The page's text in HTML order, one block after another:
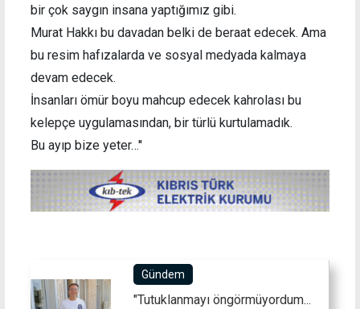
bir çok saygın insana yaptığımız gibi.
Murat Hakkı bu davadan belki de beraat edecek. Ama
bu resim hafızalarda ve sosyal medyada kalmaya
devam edecek.
İnsanları ömür boyu mahcup edecek kahrolası bu
kelepçe uygulamasından, bir türlü kurtulamadık.
Bu ayıp bize yeter…''
Gündem
"Tutuklanmayı öngörmüyordum...